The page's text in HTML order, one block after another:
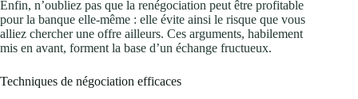
Enfin, n’oubliez pas que la renégociation peut être profitable
pour la banque elle-même : elle évite ainsi le risque que vous
alliez chercher une offre ailleurs. Ces arguments, habilement
mis en avant, forment la base d’un échange fructueux.
Techniques de négociation efficaces